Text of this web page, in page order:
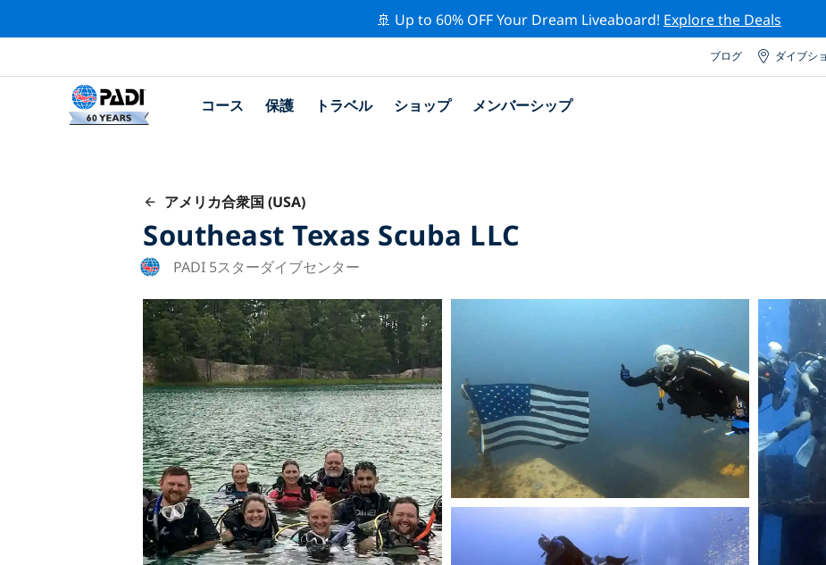
🚢 Up to 60% OFF Your Dream Liveaboard! Explore the Deals
ブログ ダイブシ
コース 保護 トラベル ショップ メンバーシップ
アメリカ合衆国 (USA)
Southeast Texas Scuba LLC
PADI 5スターダイブセンター